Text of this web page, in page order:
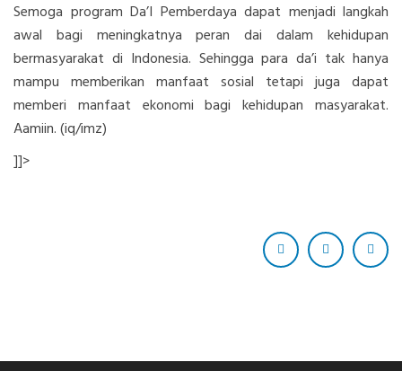
Semoga program Da’I Pemberdaya dapat menjadi langkah
awal bagi meningkatnya peran dai dalam kehidupan
bermasyarakat di Indonesia. Sehingga para da’i tak hanya
mampu memberikan manfaat sosial tetapi juga dapat
memberi manfaat ekonomi bagi kehidupan masyarakat.
Aamiin. (iq/imz)
]]>